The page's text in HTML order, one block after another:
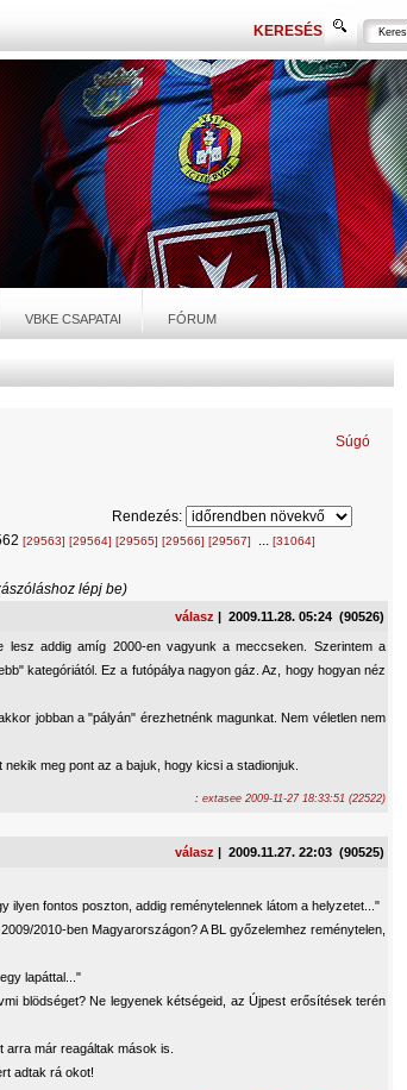
KERESÉS
VBKE CSAPATAI FÓRUM
Súgó
Rendezés:
[29563] [29564] [29565] [29566] [29567] ... [31064]
lépj be)
válasz | 2009.11.28. 05:24 (90526)
addig amíg 2000-en vagyunk a meccseken. Szerintem a
kategóriától. Ez a futópálya nagyon gáz. Az, hogy hogyan néz
jobban a "pályán" érezhetnénk magunkat. Nem véletlen nem
meg pont az a bajuk, hogy kicsi a stadionjuk.
: extasee 2009-11-27 18:33:51 (22522)
válasz | 2009.11.27. 22:03 (90525)
ilyen fontos poszton, addig reménytelennek látom a helyzetet..."
2010-ben Magyarországon? A BL győzelemhez reménytelen,
lapáttal..."
blödséget? Ne legyenek kétségeid, az Újpest erősítések terén
már reagáltak mások is.
adtak rá okot!